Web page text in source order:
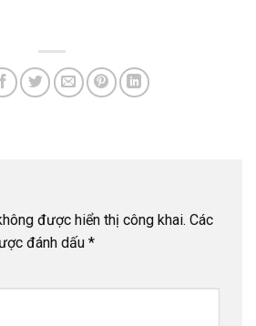
được hiển thị công khai. Các
đánh dấu *